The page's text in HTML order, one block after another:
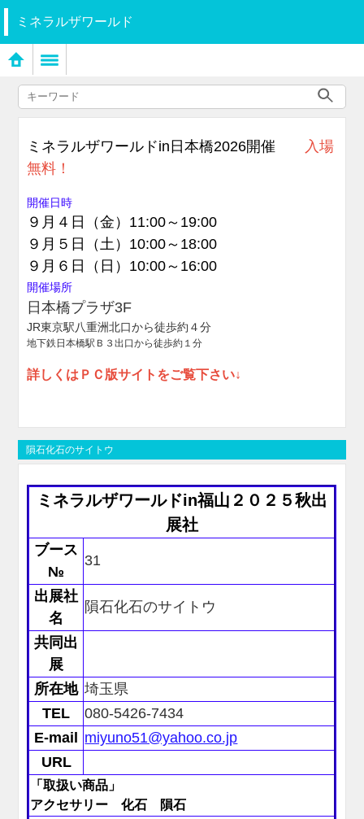
ミネラルザワールド
ミネラルザワールドin日本橋2026開催 入場
無料！
開催日時
９月４日（金）11:00～19:00
９月５日（土）10:00～18:00
９月６日（日）10:00～16:00
開催場所
日本橋プラザ3F
JR東京駅八重洲北口から徒歩約４分
地下鉄日本橋駅Ｂ３出口から徒歩約１分
詳しくはＰＣ版サイトをご覧下さい↓
隕石化石のサイトウ
ミネラルザワールドin福山２０２５秋出
展社
ブース
№
31
出展社
名
隕石化石のサイトウ
共同出
展
所在地 埼玉県
TEL
080-5426-7434
E-mail
miyuno51@yahoo.co.jp
URL
「取扱い商品」
アクセサリー 化石 隕石